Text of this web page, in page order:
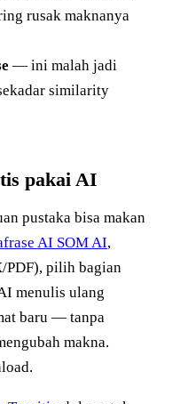
rusak maknanya
— ini malah jadi
similarity
pakai AI
pustaka bisa makan
AI SOM AI,
PDF), pilih bagian
menulis ulang
baru — tanpa
makna.